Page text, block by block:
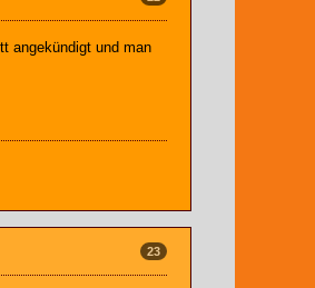
angekündigt und man
23